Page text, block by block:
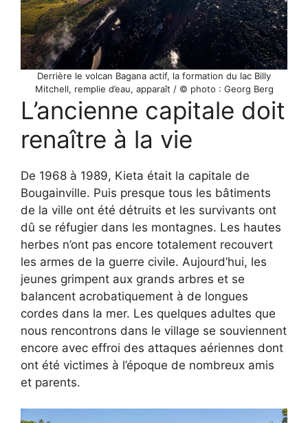
Derrière le volcan Bagana actif, la formation du lac Billy
Mitchell, remplie d’eau, apparaît / © photo : Georg Berg
L’ancienne capitale doit
renaître à la vie
De 1968 à 1989, Kieta était la capitale de
Bougainville. Puis presque tous les bâtiments
de la ville ont été détruits et les survivants ont
dû se réfugier dans les montagnes. Les hautes
herbes n’ont pas encore totalement recouvert
les armes de la guerre civile. Aujourd’hui, les
jeunes grimpent aux grands arbres et se
balancent acrobatiquement à de longues
cordes dans la mer. Les quelques adultes que
nous rencontrons dans le village se souviennent
encore avec effroi des attaques aériennes dont
ont été victimes à l’époque de nombreux amis
et parents.